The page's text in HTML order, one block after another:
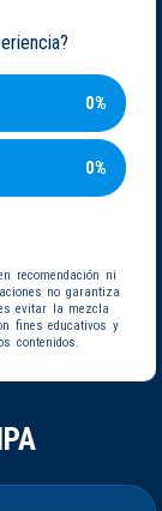
0%
0%
recomendación ni
no garantiza
evitar la mezcla
fines educativos y
contenidos.